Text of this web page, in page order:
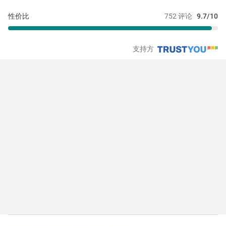
752 评论 9.7/10
性价比
支持方